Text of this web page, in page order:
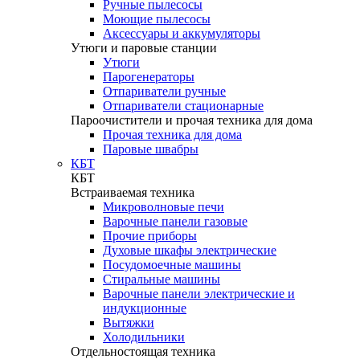
Ручные пылесосы
Моющие пылесосы
Аксессуары и аккумуляторы
Утюги и паровые станции
Утюги
Парогенераторы
Отпариватели ручные
Отпариватели стационарные
Пароочистители и прочая техника для дома
Прочая техника для дома
Паровые швабры
КБТ
КБТ
Встраиваемая техника
Микроволновые печи
Варочные панели газовые
Прочие приборы
Духовые шкафы электрические
Посудомоечные машины
Стиральные машины
Варочные панели электрические и
индукционные
Вытяжки
Холодильники
Отдельностоящая техника